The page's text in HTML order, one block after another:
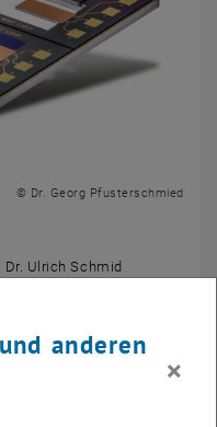
© Dr. Georg Pfusterschmied
Dr. Ulrich Schmid
anderen
×